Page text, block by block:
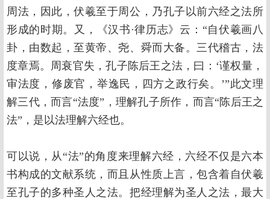
周法，因此，伏羲至于周公，乃孔子以前六经之法所
形成的时期。又，《汉书·律历志》云：“自伏羲画八
卦，由数起，至黄帝、尧、舜而大备。三代稽古，法
度章焉。周衰官失，孔子陈后王之法，曰：‘谨权量，
审法度，修废官，举逸民，四方之政行矣。’”此文理
解三代，而言“法度”，理解孔子所作，而言“陈后王之
法”，是以法理解六经也。
可以说，从“法”的角度来理解六经，六经不仅是六本
书构成的文献系统，而且从性质上言，包含着自伏羲
至孔子的多种圣人之法。把经理解为圣人之法，最大